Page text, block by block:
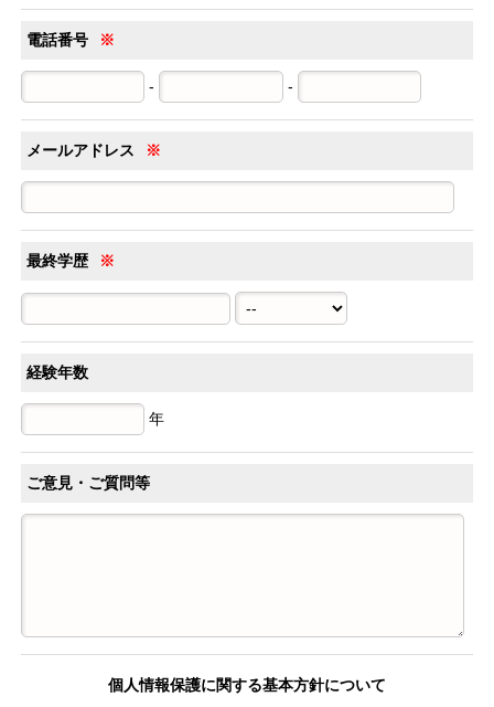
電話番号 ※
- -
メールアドレス ※
最終学歴 ※
経験年数
年
ご意見・ご質問等
個人情報保護に関する基本方針について